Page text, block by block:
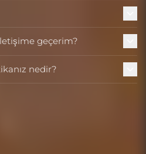
geçerim?
nedir?